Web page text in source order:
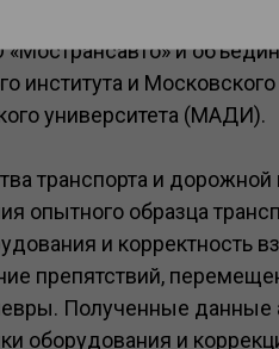
перевозок в сфере
и
института и
университета (МАДИ).
транспорта и дорожной
опытного образца
и корректность
препятствий,
Полученные данные
оборудования и